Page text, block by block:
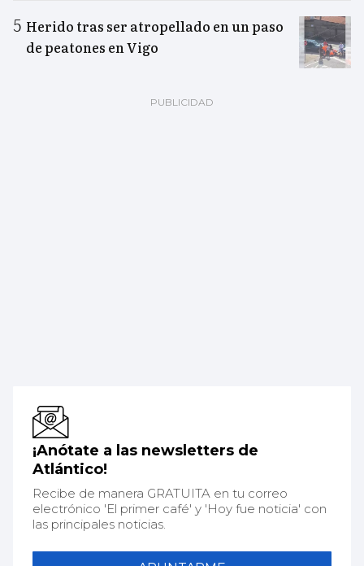
Herido tras ser atropellado en un paso
de peatones en Vigo
¡Anótate a las newsletters de
Atlántico!
Recibe de manera GRATUITA en tu correo
electrónico 'El primer café' y 'Hoy fue noticia' con
las principales noticias.